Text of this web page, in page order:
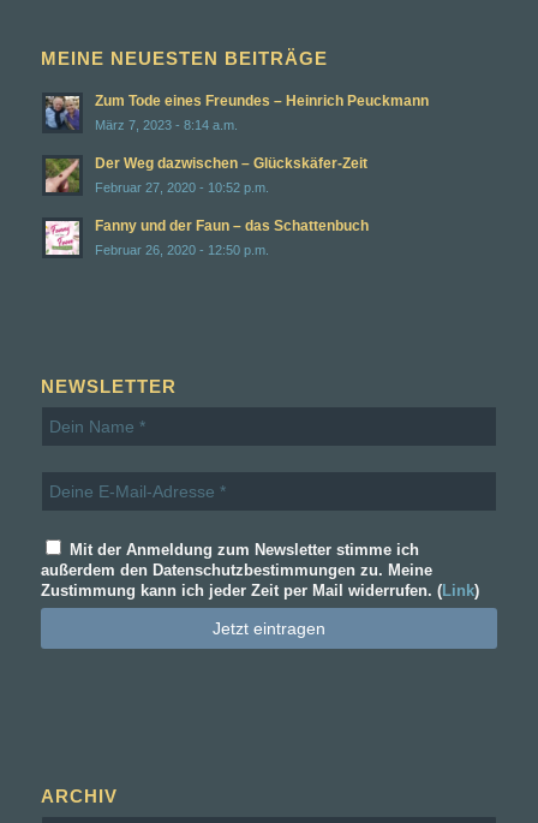
MEINE NEUESTEN BEITRÄGE
Zum Tode eines Freundes – Heinrich Peuckmann
März 7, 2023 - 8:14 a.m.
Der Weg dazwischen – Glückskäfer-Zeit
Februar 27, 2020 - 10:52 p.m.
Fanny und der Faun – das Schattenbuch
Februar 26, 2020 - 12:50 p.m.
NEWSLETTER
Mit der Anmeldung zum Newsletter stimme ich
außerdem den Datenschutzbestimmungen zu. Meine
Zustimmung kann ich jeder Zeit per Mail widerrufen. (Link)
ARCHIV